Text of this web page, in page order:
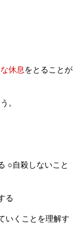
休息 をとることが
。
○自殺しないこと
る
いくことを理解す